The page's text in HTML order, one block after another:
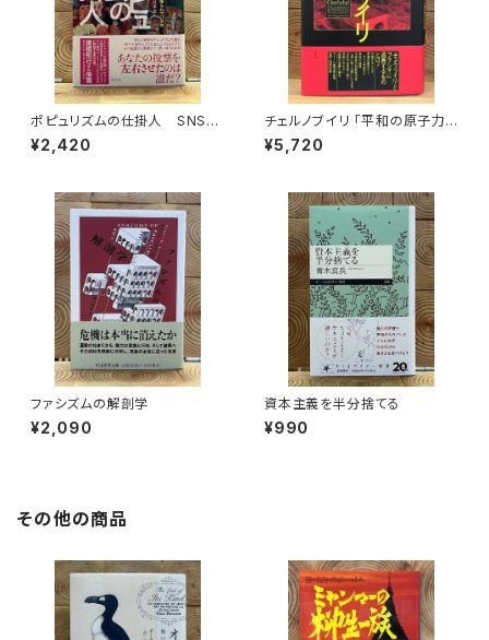
ポピュリズムの仕掛人 SNSで
選挙はどのように操られている
か
¥2,420
チェルノブイリ 「平和の原子力」
の闇
¥5,720
ファシズムの解剖学
¥2,090
資本主義を半分捨てる
¥990
その他の商品